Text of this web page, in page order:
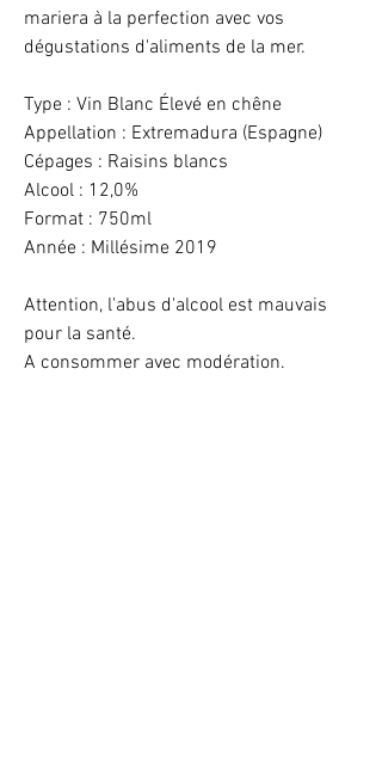
mariera à la perfection avec vos
dégustations d'aliments de la mer.
Type : Vin Blanc Élevé en chêne
Appellation : Extremadura (Espagne)
Cépages : Raisins blancs
Alcool : 12,0%
Format : 750ml
Année : Millésime 2019
Attention, l'abus d'alcool est mauvais
pour la santé.
A consommer avec modération.